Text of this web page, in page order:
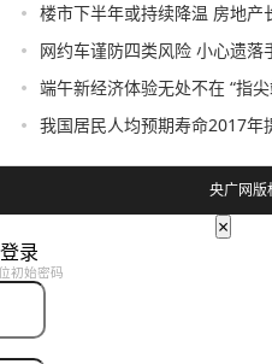
楼市下半年或持续降温 房地产
网约车谨防四类风险 小心遗落
端午新经济体验无处不在 “指
我国居民人均预期寿命2017年
央广网版
×
录
初始密码